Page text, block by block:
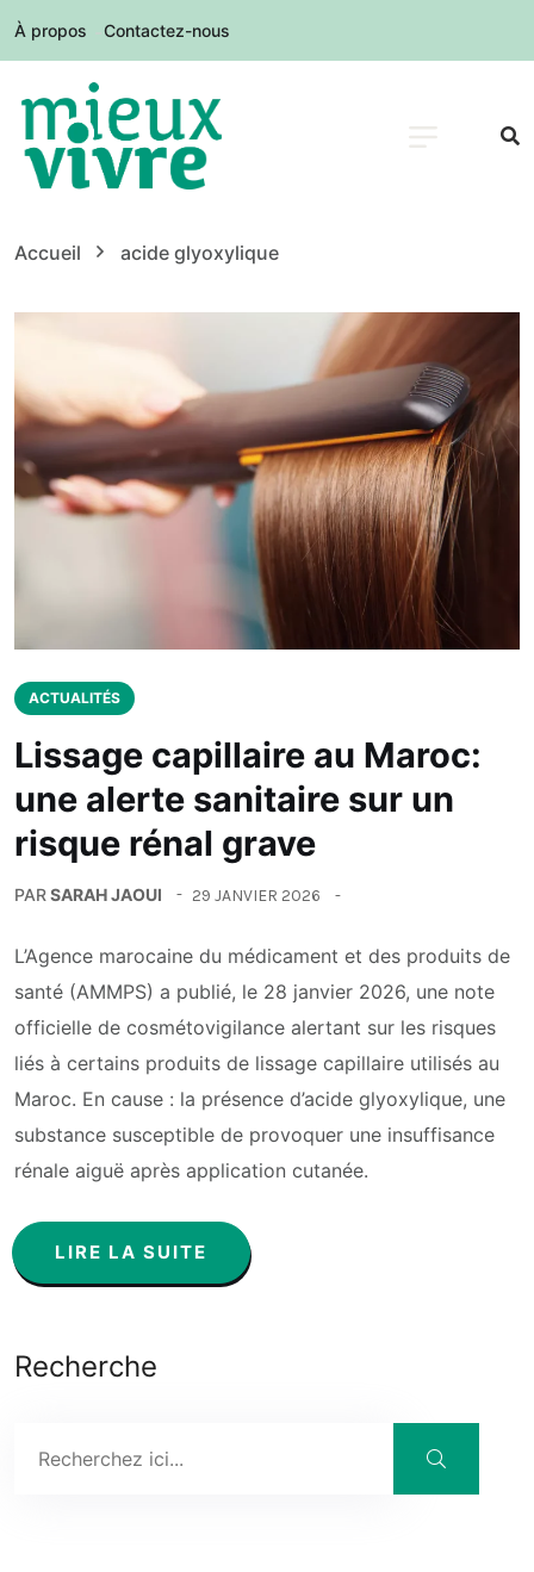
À propos Contactez-nous
Accueil acide glyoxylique
ACTUALITÉS
Lissage capillaire au Maroc:
une alerte sanitaire sur un
risque rénal grave
PARSARAH JAOUI 29 JANVIER 2026
L’Agence marocaine du médicament et des produits de
santé (AMMPS) a publié, le 28 janvier 2026, une note
officielle de cosmétovigilance alertant sur les risques
liés à certains produits de lissage capillaire utilisés au
Maroc. En cause : la présence d’acide glyoxylique, une
substance susceptible de provoquer une insuffisance
rénale aiguë après application cutanée.
LIRE LA SUITE
Recherche